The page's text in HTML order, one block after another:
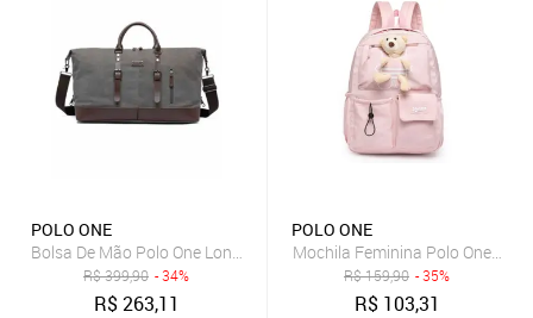
POLO ONE
Bolsa De Mão Polo One Lona Transversal Reforçada Grande
R$399,90 - 34%
R$263,11
POLO ONE
Mochila Feminina Polo One
R$159,90 - 35%
R$ 103,31